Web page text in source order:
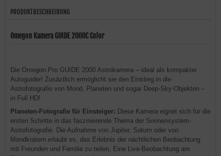
PRODUKTBESCHREIBUNG
Omegon Kamera GUIDE 2000C Color
Die Omegon Pro GUIDE 2000 Astrokamera – ideal als kompakter
Autoguider! Zusäztlich ermöglicht sie den Einstieg in die
Astrofotografie von Mond, Planeten und sogar Deep-Sky-Objekten –
in Full HD!
Planeten-Fotografie für Einsteiger: Diese Kamera eignet sich für die
ersten Schritte in das faszinierende Thema der Sonnensystem-
Astrofotografie. Die Aufnahme von Jupiter, Saturn oder von
Mondkratern erlaubt es, das Erlebnis der nächtlichen Beobachtung
mit Freunden und Familie zu teilen. Eine Live-Beobachtung am